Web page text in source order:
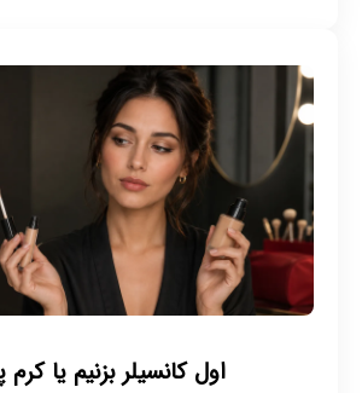
اول کانسیلر بزنیم یا کرم